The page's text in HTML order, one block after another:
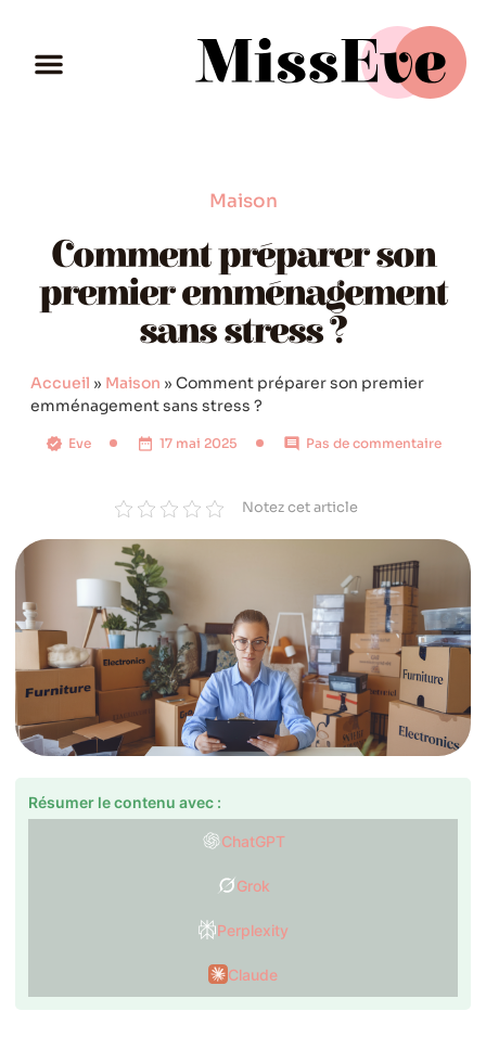
Maison
Comment préparer son
premier emménagement
sans stress ?
Accueil » Maison » Comment préparer son premier
emménagement sans stress ?
Eve 17 mai 2025 Pas de commentaire
Notez cet article
Résumer le contenu avec :
ChatGPT
Grok
Perplexity
Claude